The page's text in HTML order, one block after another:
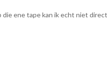
die ene tape kan ik echt niet